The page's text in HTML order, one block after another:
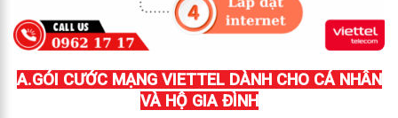
A.GÓI CƯỚC MẠNG VIETTEL DÀNH CHO CÁ NHÂN
VÀ HỘ GIA ĐÌNH